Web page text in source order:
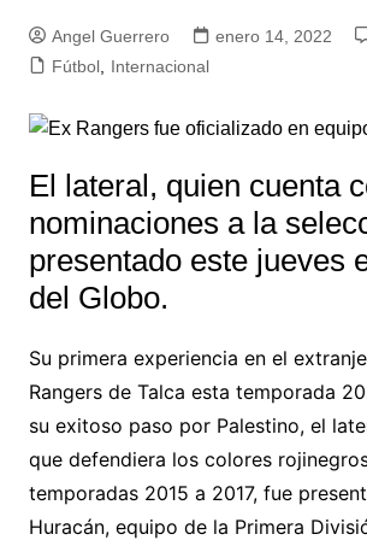
Angel Guerrero enero 14, 2022
Fútbol, Internacional
El lateral, quien cuenta
nominaciones a la
presentado este jueves
del Globo.
Su primera experiencia en el
Rangers de Talca esta temporada
su exitoso paso por Palestino, el
que defendiera los colores
temporadas 2015 a 2017, fue
Huracán, equipo de la Primera